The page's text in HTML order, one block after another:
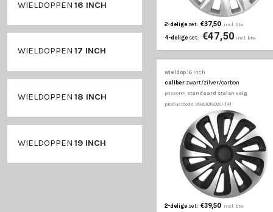
WIELDOPPEN16 INCH
WIELDOPPEN17 INCH
2-deligeset: €37,50
4-deligeset:
wieldop 16 inch
caliberzwart/zilver/
pasvorm standaard
productcode: